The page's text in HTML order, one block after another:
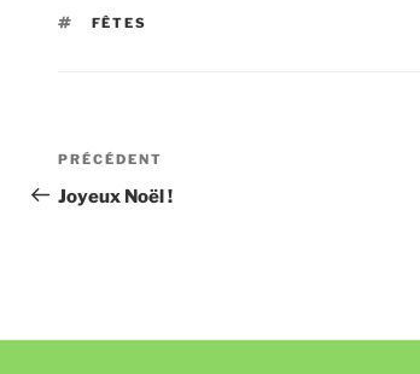
ÉTIQUETTES
FÊTES
Navigation
de
Article
précédent
PRÉCÉDENT
Joyeux Noël !